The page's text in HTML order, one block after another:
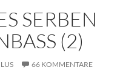
SERBEN
(2)
66 KOMMENTARE